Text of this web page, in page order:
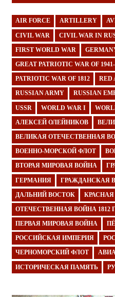
AIR FORCE ARTILLERY
CIVIL WAR CIVIL WAR IN
FIRST WORLD WAR
GREAT PATRIOTIC WAR OF
PATRIOTIC WAR OF 1812 RED
RUSSIAN ARMY RUSSIAN
USSR WORLD WAR I
АЛЕКСЕЙ ОЛЕЙНИКОВ
ВЕЛИКАЯ ОТЕЧЕСТВЕННАЯ
ВОЕННО-МОРСКОЙ ФЛОТ
ВТОРАЯ МИРОВАЯ ВОЙНА
ГЕРМАНИЯ ГРАЖДАНСКАЯ
ДАЛЬНИЙ ВОСТОК
ОТЕЧЕСТВЕННАЯ ВОЙНА 1812
ПЕРВАЯ МИРОВАЯ ВОЙНА
РОССИЙСКАЯ ИМПЕРИЯ
ЧЕРНОМОРСКИЙ ФЛОТ
ИСТОРИЧЕСКАЯ ПАМЯТЬ